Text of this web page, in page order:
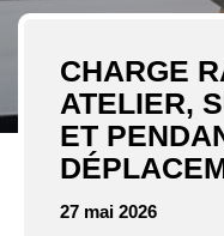
CHARGE
ATELIER,
ET
27 mai 2026